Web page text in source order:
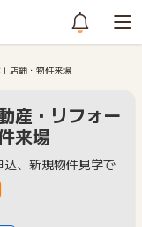
店舗・物件来場
産・リフォー
来場
、新規物件見学で